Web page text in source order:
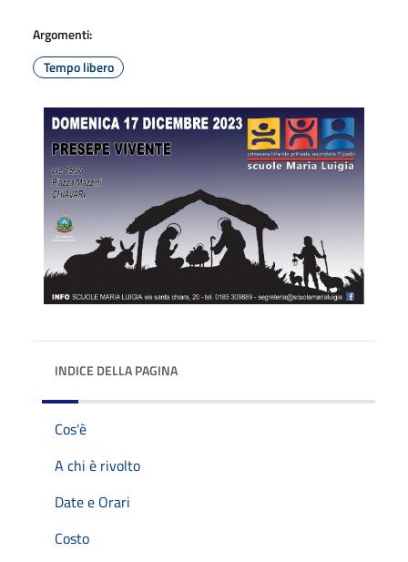
Argomenti:
Tempo libero
INDICE DELLA PAGINA
Cos'è
A chi è rivolto
Date e Orari
Costo